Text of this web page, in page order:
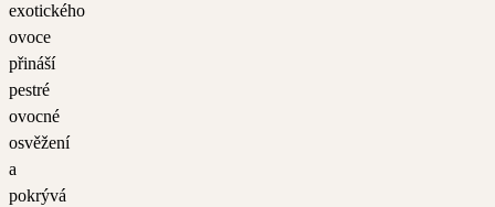
exotického
ovoce
přináší
pestré
ovocné
osvěžení
a
pokrývá